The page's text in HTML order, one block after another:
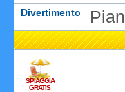
Divertimento
SPIAGGIA
GRATIS